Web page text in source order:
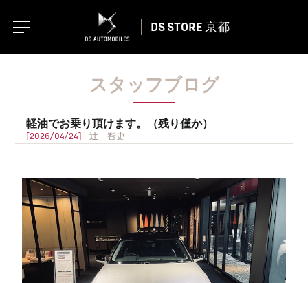
DS STORE 京都
スタッフブログ
軽油でお乗り頂けます。（残り僅か）
[2026/04/24] 辻 智史